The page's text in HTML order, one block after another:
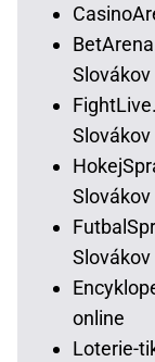
Slovákov
Slovákov
Slovákov
Slovákov
online
Loterie-